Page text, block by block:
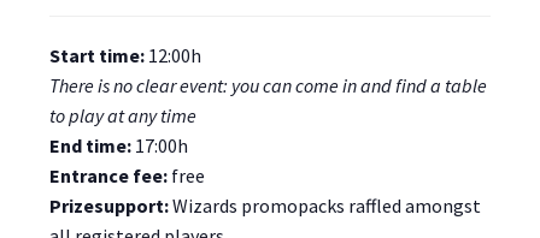
Start time: 12:00h
There is no clear event: you can come in and find a table
to play at any time
End time: 17:00h
Entrance fee: free
Prizesupport:Wizards promopacks raffled amongst